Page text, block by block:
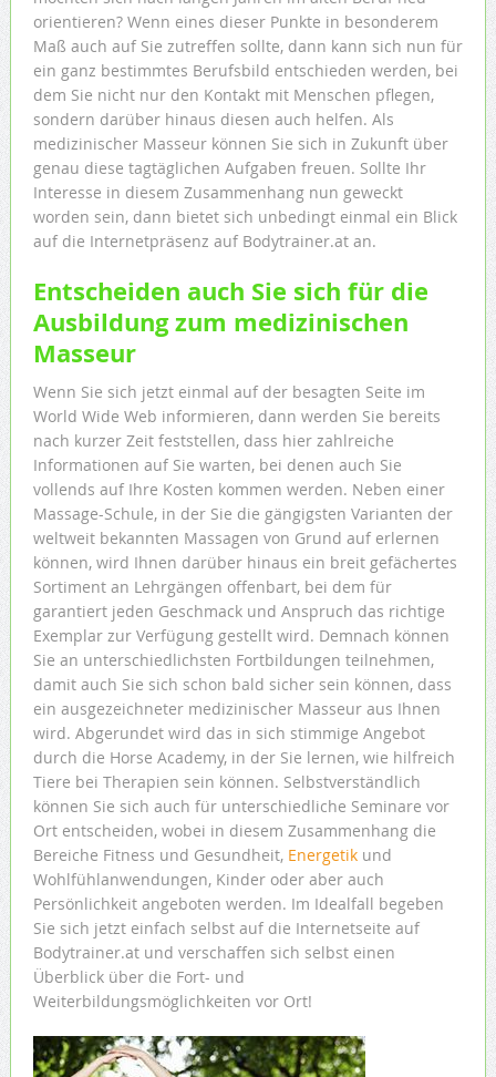
orientieren? Wenn eines dieser Punkte in besonderem
Maß auch auf Sie zutreffen sollte, dann kann sich nun für
ein ganz bestimmtes Berufsbild entschieden werden, bei
dem Sie nicht nur den Kontakt mit Menschen pflegen,
sondern darüber hinaus diesen auch helfen. Als
medizinischer Masseur können Sie sich in Zukunft über
genau diese tagtäglichen Aufgaben freuen. Sollte Ihr
Interesse in diesem Zusammenhang nun geweckt
worden sein, dann bietet sich unbedingt einmal ein Blick
auf die Internetpräsenz auf Bodytrainer.at an.
Entscheiden auch Sie sich für die
Ausbildung zum medizinischen
Masseur
Wenn Sie sich jetzt einmal auf der besagten Seite im
World Wide Web informieren, dann werden Sie bereits
nach kurzer Zeit feststellen, dass hier zahlreiche
Informationen auf Sie warten, bei denen auch Sie
vollends auf Ihre Kosten kommen werden. Neben einer
Massage-Schule, in der Sie die gängigsten Varianten der
weltweit bekannten Massagen von Grund auf erlernen
können, wird Ihnen darüber hinaus ein breit gefächertes
Sortiment an Lehrgängen offenbart, bei dem für
garantiert jeden Geschmack und Anspruch das richtige
Exemplar zur Verfügung gestellt wird. Demnach können
Sie an unterschiedlichsten Fortbildungen teilnehmen,
damit auch Sie sich schon bald sicher sein können, dass
ein ausgezeichneter medizinischer Masseur aus Ihnen
wird. Abgerundet wird das in sich stimmige Angebot
durch die Horse Academy, in der Sie lernen, wie hilfreich
Tiere bei Therapien sein können. Selbstverständlich
können Sie sich auch für unterschiedliche Seminare vor
Ort entscheiden, wobei in diesem Zusammenhang die
Bereiche Fitness und Gesundheit, Energetikund
Wohlfühlanwendungen, Kinder oder aber auch
Persönlichkeit angeboten werden. Im Idealfall begeben
Sie sich jetzt einfach selbst auf die Internetseite auf
Bodytrainer.at und verschaffen sich selbst einen
Überblick über die Fort- und
Weiterbildungsmöglichkeiten vor Ort!